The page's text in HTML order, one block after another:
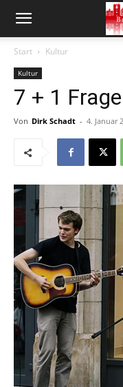
Start Kultur
Kultur
7 + 1
Von Dirk Schadt - 4. Januar